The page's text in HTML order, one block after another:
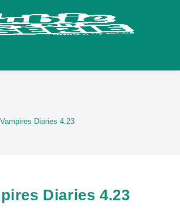
Diaries 4.23
Diaries 4.23